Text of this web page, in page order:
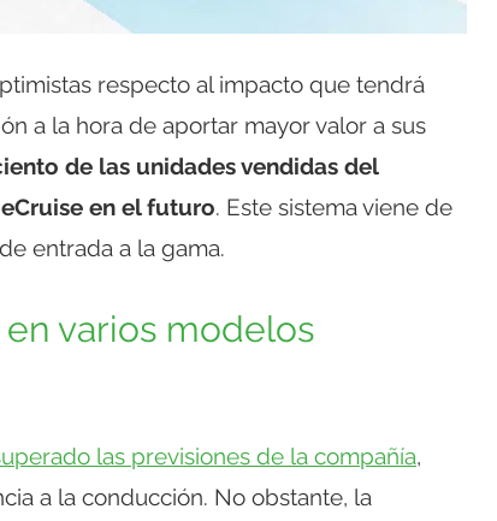
respecto al impacto que tendrá
a la hora de aportar mayor valor a sus
de las unidades vendidas del
en el futuro. Este sistema viene de
entrada a la gama.
varios modelos
las previsiones de la compañía,
a la conducción. No obstante, la